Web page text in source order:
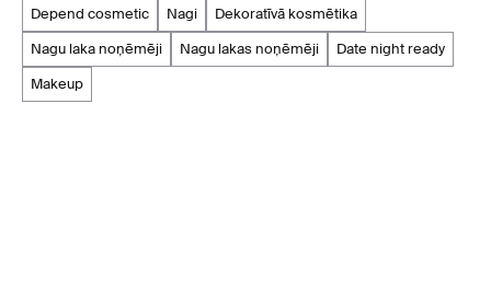
depend cosmetic nagi
dekoratīvā kosmētika
nagu laka noņēmēji
nagu lakas noņēmēji
date night ready
makeup